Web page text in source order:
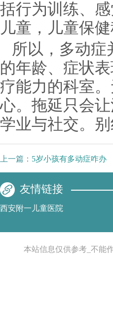
括行为训练、
儿童，儿童保
所以，多动症
的年龄、症状
疗能力的科室
心。拖延只会
学业与社交。
上一篇： 5岁小孩有多动症咋办
友情链接
西安附一儿童医院
本站信息仅供参考_不能